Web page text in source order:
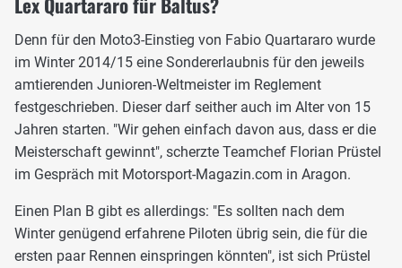
Denn für den Moto3-Einstieg von Fabio Quartararo wurde
im Winter 2014/15 eine Sondererlaubnis für den jeweils
amtierenden Junioren-Weltmeister im Reglement
festgeschrieben. Dieser darf seither auch im Alter von 15
Jahren starten. "Wir gehen einfach davon aus, dass er die
Meisterschaft gewinnt", scherzte Teamchef Florian Prüstel
im Gespräch mit Motorsport-Magazin.com in Aragon.
Einen Plan B gibt es allerdings: "Es sollten nach dem
Winter genügend erfahrene Piloten übrig sein, die für die
ersten paar Rennen einspringen könnten", ist sich Prüstel